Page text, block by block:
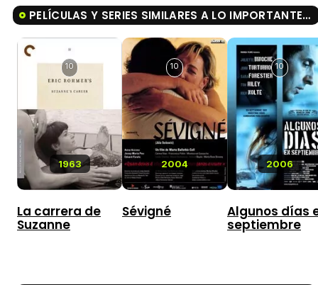
PELÍCULAS Y SERIES SIMILARES A LO IMPORTANTE ES AMAR
1963
10
La carrera de
Suzanne
2004
10
Sévigné
2006
10
Algunos días
septiembre